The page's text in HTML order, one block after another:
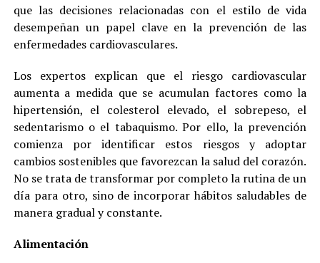
que las decisiones relacionadas con el estilo de vida
desempeñan un papel clave en la prevención de las
enfermedades cardiovasculares.
Los expertos explican que el riesgo cardiovascular
aumenta a medida que se acumulan factores como la
hipertensión, el colesterol elevado, el sobrepeso, el
sedentarismo o el tabaquismo. Por ello, la prevención
comienza por identificar estos riesgos y adoptar
cambios sostenibles que favorezcan la salud del corazón.
No se trata de transformar por completo la rutina de un
día para otro, sino de incorporar hábitos saludables de
manera gradual y constante.
Alimentación